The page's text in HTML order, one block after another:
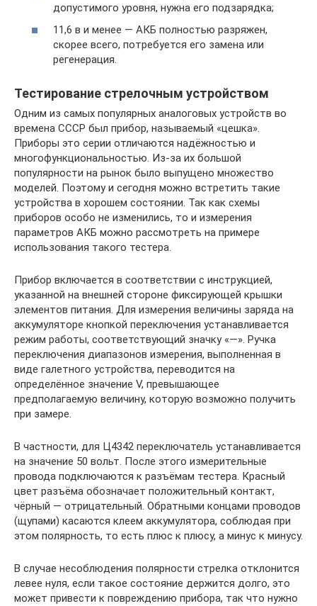
допустимого уровня, нужна его подзарядка;
11,6 в и менее — АКБ полностью разряжен,
скорее всего, потребуется его замена или
регенерация.
Тестирование стрелочным устройством
Одним из самых популярных аналоговых устройств во
времена СССР был прибор, называемый «цешка».
Приборы это серии отличаются надёжностью и
многофункциональностью. Из-за их большой
популярности на рынок было выпущено множество
моделей. Поэтому и сегодня можно встретить такие
устройства в хорошем состоянии. Так как схемы
приборов особо не изменились, то и измерения
параметров АКБ можно рассмотреть на примере
использования такого тестера.
Прибор включается в соответствии с инструкцией,
указанной на внешней стороне фиксирующей крышки
элементов питания. Для измерения величины заряда на
аккумуляторе кнопкой переключения устанавливается
режим работы, соответствующий значку «—». Ручка
переключения диапазонов измерения, выполненная в
виде галетного устройства, переводится на
определённое значение V, превышающее
предполагаемую величину, которую возможно получить
при замере.
В частности, для Ц4342 переключатель устанавливается
на значение 50 вольт. После этого измерительные
провода подключаются к разъёмам тестера. Красный
цвет разъёма обозначает положительный контакт,
чёрный — отрицательный. Обратными концами проводов
(щупами) касаются клеем аккумулятора, соблюдая при
этом полярность, то есть плюс к плюсу, а минус к минусу.
В случае несоблюдения полярности стрелка отклонится
левее нуля, если такое состояние держится долго, это
может привести к повреждению прибора, так что нужно